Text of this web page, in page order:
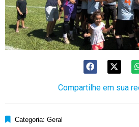
Compartilhe em sua
Categoria: Geral